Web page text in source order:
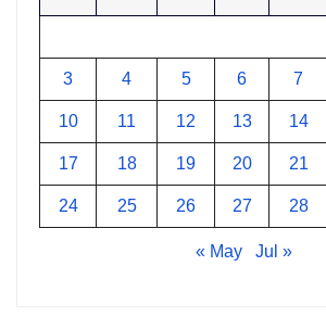
3 4 5 6 7
10 11 12 13 14
17 18 19 20 21
24 25 26 27 28
« May Jul »